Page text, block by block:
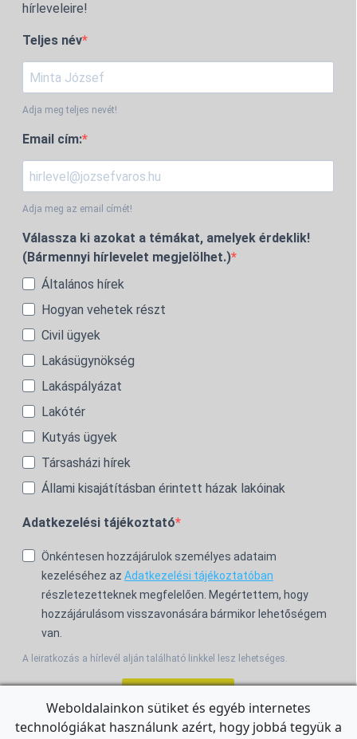
hírleveleire!
Teljes név
Adja meg teljes nevét!
Email cím:
Adja meg az email címét!
Válassza ki azokat a témákat, amelyek érdeklik!
(Bármennyi hírlevelet megjelölhet.)
Általános hírek
Hogyan vehetek részt
Civil ügyek
Lakásügynökség
Lakáspályázat
Lakótér
Kutyás ügyek
Társasházi hírek
Állami kisajátításban érintett házak lakóinak
Adatkezelési tájékoztató
Önkéntesen hozzájárulok személyes adataim
kezeléséhez az Adatkezelési tájékoztatóban
részletezetteknek megfelelően. Megértettem, hogy
hozzájárulásom visszavonására bármikor lehetőségem
van.
A leiratkozás a hírlevél alján található linkkel lesz lehetséges.
Weboldalainkon sütiket és egyéb internetes
technológiákat használunk azért, hogy jobbá tegyük a